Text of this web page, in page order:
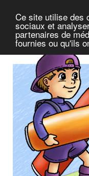
Ce site utilise des
sociaux et
partenaires de
fournies ou qu'ils